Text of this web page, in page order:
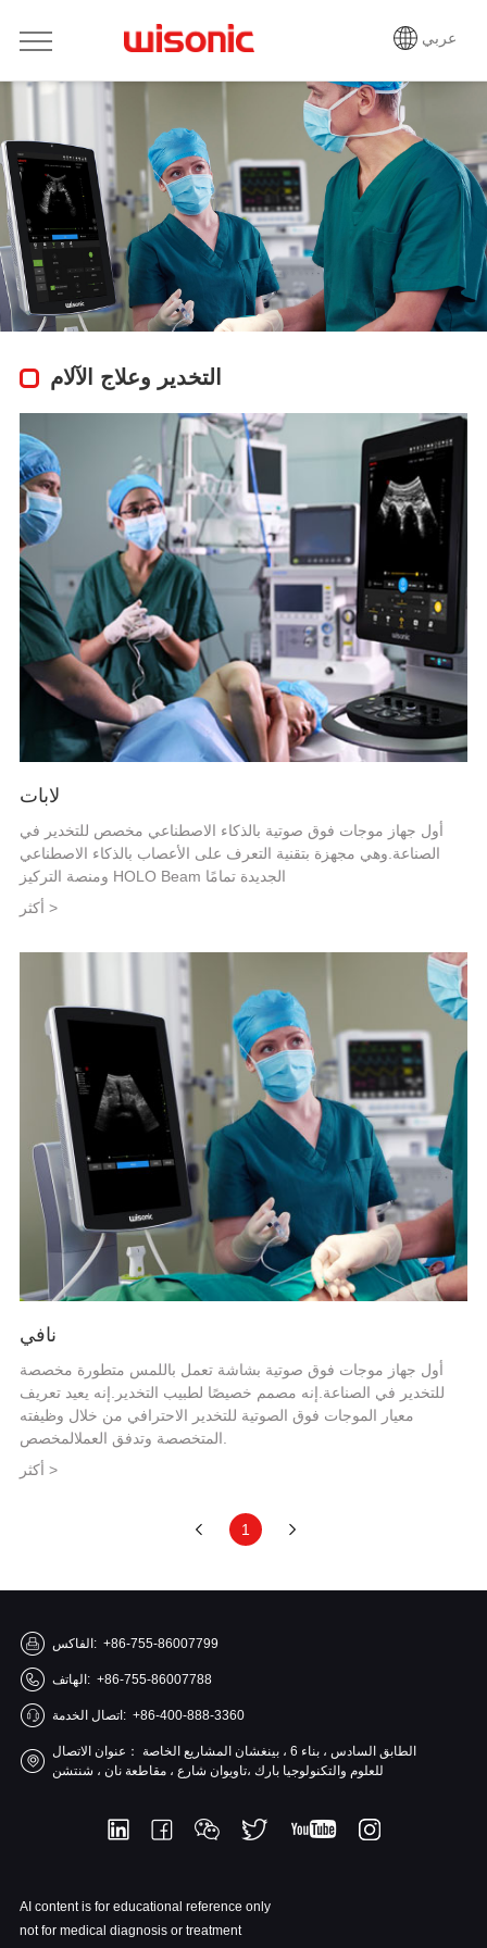
عربي
التخدير وعلاج الآلام
لابات
أول جهاز موجات فوق صوتية بالذكاء الاصطناعي مخصص للتخدير في
الصناعة.وهي مجهزة بتقنية التعرف على الأعصاب بالذكاء الاصطناعي
ومنصة التركيز HOLO Beam الجديدة تمامًا
أكثر >
نافي
أول جهاز موجات فوق صوتية بشاشة تعمل باللمس متطورة مخصصة
للتخدير في الصناعة.إنه مصمم خصيصًا لطبيب التخدير.إنه يعيد تعريف
معيار الموجات فوق الصوتية للتخدير الاحترافي من خلال وظيفته
المتخصصة وتدفق العملالمخصص.
أكثر >
1
الفاكس: +86-755-86007799
الهاتف: +86-755-86007788
اتصال الخدمة: +86-400-888-3360
عنوان الاتصال：
AI content is for educational reference only
not for medical diagnosis or treatment